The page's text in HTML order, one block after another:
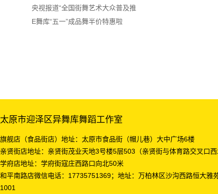
央视报道“全国街舞艺术大众普及推
E舞库“五一”成品舞半价特惠啦
太原市迎泽区异舞库舞蹈工作室
旗舰店（食品街店）地址：太原市食品街（帽儿巷）大中广场6楼
亲贤街店地址：亲贤街茂业天地3号楼5层503（亲贤街与体育路交叉口
学府店地址：学府街寇庄西路口向北50米
和平南路店微信电话：17735751369；地址：万柏林区沙沟西路恒大雅
1001